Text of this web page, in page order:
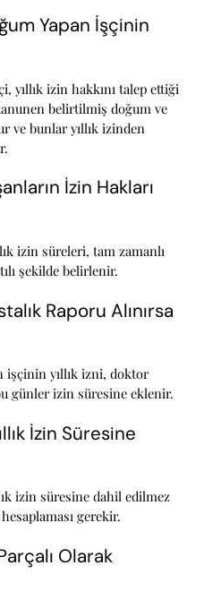
Yapan İşçinin
yıllık izin hakkını talep ettiği
belirtilmiş doğum ve
ve bunlar yıllık izinden
İzin Hakları
izin süreleri, tam zamanlı
şekilde belirlenir.
Raporu Alınırsa
işçinin yıllık izni, doktor
günler izin süresine eklenir.
İzin Süresine
izin süresine dahil edilmez
gerekir.
Olarak